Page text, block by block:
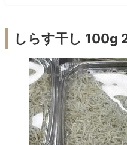
しらす干し 100g